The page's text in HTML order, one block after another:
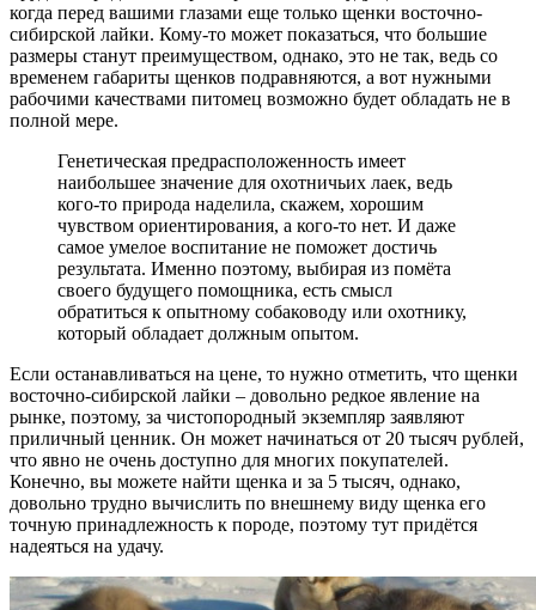
когда перед вашими глазами еще только щенки восточно-
сибирской лайки. Кому-то может показаться, что большие
размеры станут преимуществом, однако, это не так, ведь со
временем габариты щенков подравняются, а вот нужными
рабочими качествами питомец возможно будет обладать не в
полной мере.
Генетическая предрасположенность имеет
наибольшее значение для охотничьих лаек, ведь
кого-то природа наделила, скажем, хорошим
чувством ориентирования, а кого-то нет. И даже
самое умелое воспитание не поможет достичь
результата. Именно поэтому, выбирая из помёта
своего будущего помощника, есть смысл
обратиться к опытному собаководу или охотнику,
который обладает должным опытом.
Если останавливаться на цене, то нужно отметить, что щенки
восточно-сибирской лайки – довольно редкое явление на
рынке, поэтому, за чистопородный экземпляр заявляют
приличный ценник. Он может начинаться от 20 тысяч рублей,
что явно не очень доступно для многих покупателей.
Конечно, вы можете найти щенка и за 5 тысяч, однако,
довольно трудно вычислить по внешнему виду щенка его
точную принадлежность к породе, поэтому тут придётся
надеяться на удачу.